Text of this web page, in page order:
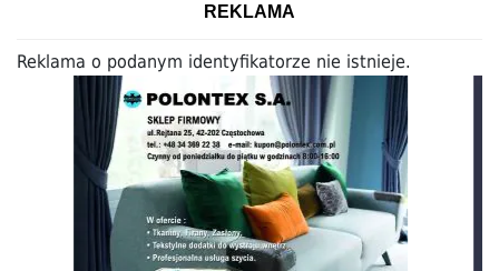
REKLAMA
Reklama o podanym identyfikatorze nie istnieje.